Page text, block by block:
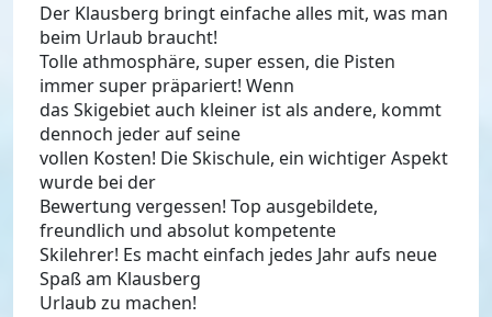
Der Klausberg bringt einfache alles mit, was man
beim Urlaub braucht!
Tolle athmosphäre, super essen, die Pisten
immer super präpariert! Wenn
das Skigebiet auch kleiner ist als andere, kommt
dennoch jeder auf seine
vollen Kosten! Die Skischule, ein wichtiger Aspekt
wurde bei der
Bewertung vergessen! Top ausgebildete,
freundlich und absolut kompetente
Skilehrer! Es macht einfach jedes Jahr aufs neue
Spaß am Klausberg
Urlaub zu machen!